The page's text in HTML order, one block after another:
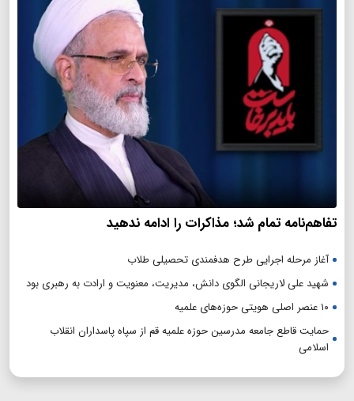
تفاهم‌نامه تمام شد؛ مذاکرات را ادامه ندهید
آغاز مرحله اجرایی طرح هدفمندی تحصیلی طلاب
شهید علی لاریجانی الگوی دانش، مدیریت، معنویت و ارادت به رهبری بود
۱۰ عنصر اصلی هویتی حوزه‌های علمیه
حمایت قاطع جامعه مدرسین حوزه علمیه قم از سپاه پاسداران انقلاب
اسلامی